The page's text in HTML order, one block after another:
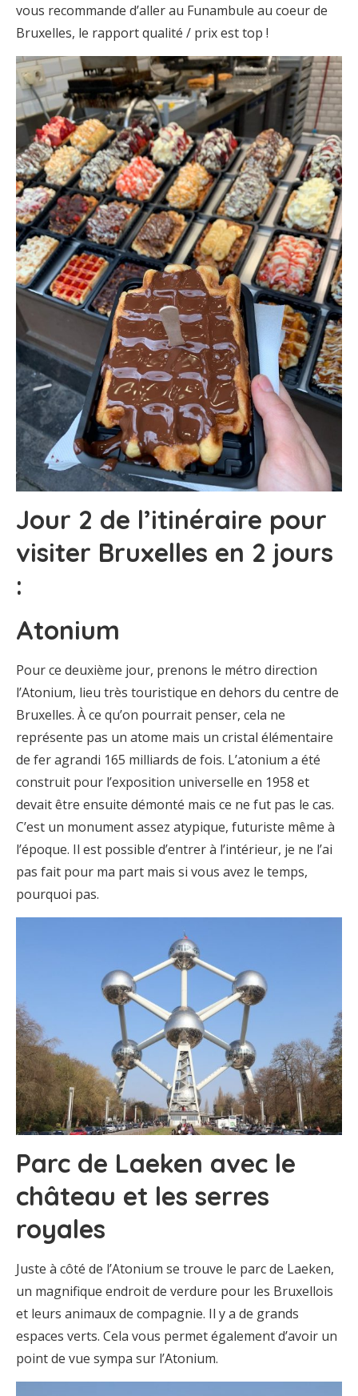
vous recommande d’aller au Funambule au coeur de
Bruxelles, le rapport qualité / prix est top !
Jour 2 de l’itinéraire pour
visiter Bruxelles en 2 jours
:
Atonium
Pour ce deuxième jour, prenons le métro direction
l’Atonium, lieu très touristique en dehors du centre de
Bruxelles. À ce qu’on pourrait penser, cela ne
représente pas un atome mais un cristal élémentaire
de fer agrandi 165 milliards de fois. L’atonium a été
construit pour l’exposition universelle en 1958 et
devait être ensuite démonté mais ce ne fut pas le cas.
C’est un monument assez atypique, futuriste même à
l’époque. Il est possible d’entrer à l’intérieur, je ne l’ai
pas fait pour ma part mais si vous avez le temps,
pourquoi pas.
Parc de Laeken avec le
château et les serres
royales
Juste à côté de l’Atonium se trouve le parc de Laeken,
un magnifique endroit de verdure pour les Bruxellois
et leurs animaux de compagnie. Il y a de grands
espaces verts. Cela vous permet également d’avoir un
point de vue sympa sur l’Atonium.